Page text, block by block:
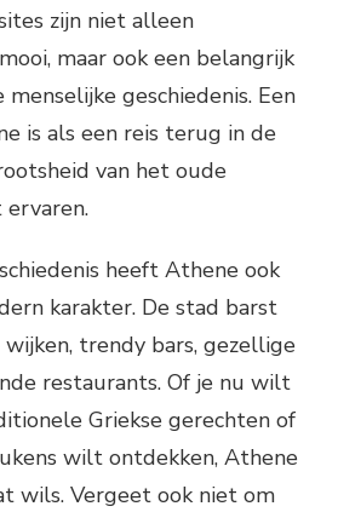
zijn niet alleen
maar ook een belangrijk
geschiedenis. Een
is als een reis terug in de
van het oude
heeft Athene ook
karakter. De stad barst
trendy bars, gezellige
restaurants. Of je nu wilt
Griekse gerechten of
wilt ontdekken, Athene
wils. Vergeet ook niet om